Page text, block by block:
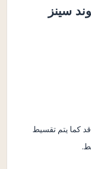
سينز
5% مقدم تعاقد كما يتم تقسيط